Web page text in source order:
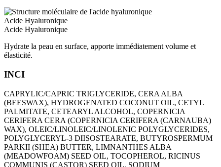
Acide Hyaluronique
Acide Hyaluronique
Hydrate la peau en surface, apporte immédiatement volume et
élasticité.
INCI
CAPRYLIC/CAPRIC TRIGLYCERIDE, CERA ALBA
(BEESWAX), HYDROGENATED COCONUT OIL, CETYL
PALMITATE, CETEARYL ALCOHOL, COPERNICIA
CERIFERA CERA (COPERNICIA CERIFERA (CARNAUBA)
WAX), OLEIC/LINOLEIC/LINOLENIC POLYGLYCERIDES,
POLYGLYCERYL-3 DIISOSTEARATE, BUTYROSPERMUM
PARKII (SHEA) BUTTER, LIMNANTHES ALBA
(MEADOWFOAM) SEED OIL, TOCOPHEROL, RICINUS
COMMUNIS (CASTOR) SEED OIL, SODIUM